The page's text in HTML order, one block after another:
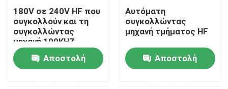
Σπίτι
180V σε 240V HF που
συγκολλούν και τη
συγκολλώντας
μηχανή 100KHZ
τμήματος θέρμανσης
Αποστολή
Αυτόματη
συγκολλώντας
μηχανή τμήματος HF
Αποστολή